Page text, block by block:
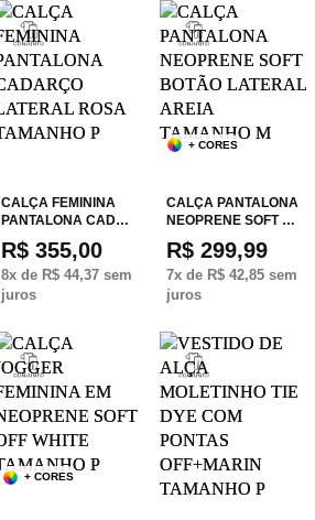
CALÇA FEMININA
PANTALONA CAD…
R$ 355,00
8x de R$ 44,37 sem
juros
+ CORES
CALÇA PANTALONA
NEOPRENE SOFT …
R$ 299,99
7x de R$ 42,85sem
juros
+ CORES